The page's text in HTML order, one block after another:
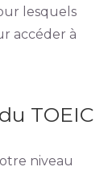
lesquels
accéder à
TOEIC
niveau